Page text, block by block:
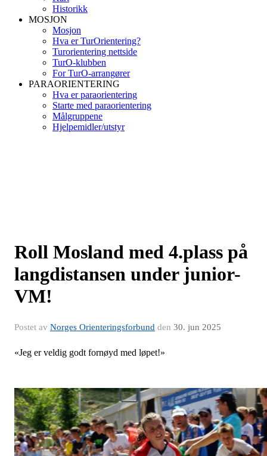
Historikk
MOSJON
Mosjon
Hva er TurOrientering?
Turorientering nettside
TurO-klubben
For TurO-arrangører
PARAORIENTERING
Hva er paraorientering
Starte med paraorientering
Målgruppene
Hjelpemidler/utstyr
Roll Mosland med 4.plass på
langdistansen under junior-
VM!
Postet av Norges Orienteringsforbund den 30. jun 2025
«Jeg er veldig godt fornøyd med løpet!»